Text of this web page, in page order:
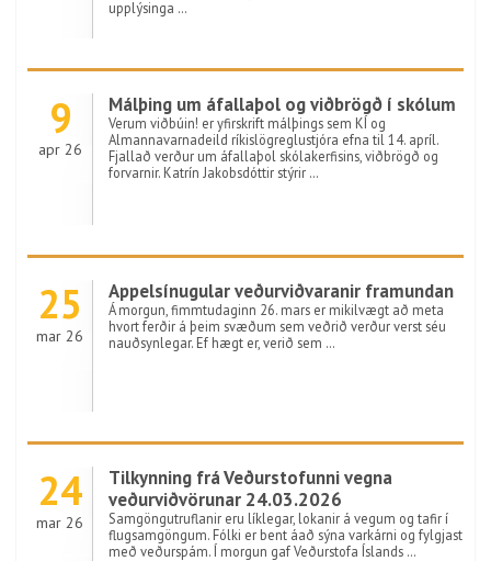
upplýsinga …
9
apr 26
Málþing um áfallaþol og viðbrögð í skólum
Verum viðbúin! er yfirskrift málþings sem KÍ og
Almannavarnadeild ríkislögreglustjóra efna til 14. apríl.
Fjallað verður um áfallaþol skólakerfisins, viðbrögð og
forvarnir. Katrín Jakobsdóttir stýrir …
25
mar 26
Appelsínugular veðurviðvaranir framundan
Á morgun, fimmtudaginn 26. mars er mikilvægt að meta
hvort ferðir á þeim svæðum sem veðrið verður verst séu
nauðsynlegar. Ef hægt er, verið sem …
24
mar 26
Tilkynning frá Veðurstofunni vegna
veðurviðvörunar 24.03.2026
Samgöngutruflanir eru líklegar, lokanir á vegum og tafir í
flugsamgöngum. Fólki er bent áað sýna varkárni og fylgjast
með veðurspám. Í morgun gaf Veðurstofa Íslands …